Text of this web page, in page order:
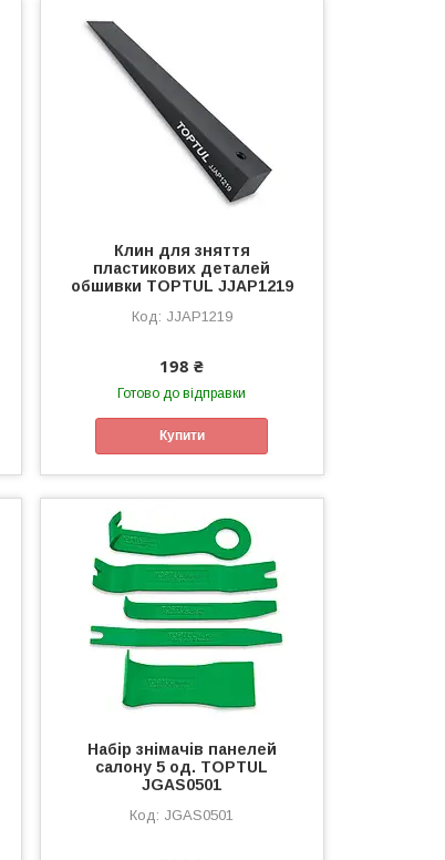
Клин для зняття
пластикових деталей
обшивки TOPTUL JJAP1219
JJAP1219
198 ₴
Готово до відправки
Купити
Набір знімачів панелей
салону 5 од. TOPTUL
JGAS0501
JGAS0501